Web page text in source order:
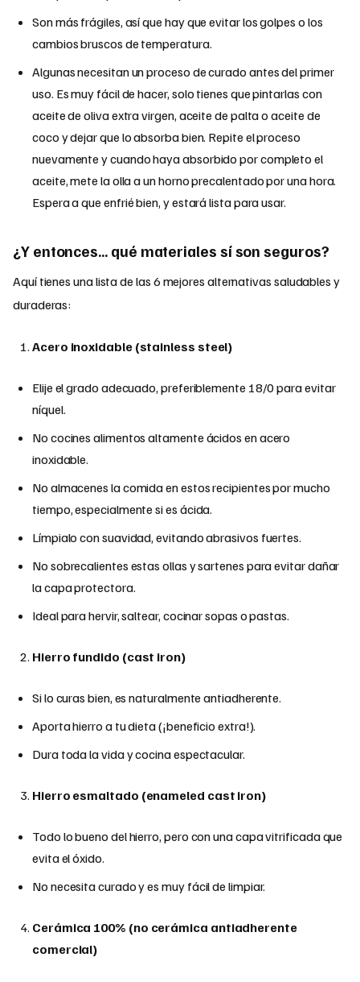
Son más frágiles, así que hay que evitar los golpes o los
cambios bruscos de temperatura.
Algunas necesitan un proceso de curado antes del primer
uso. Es muy fácil de hacer, solo tienes que pintarlas con
aceite de oliva extra virgen, aceite de palta o aceite de
coco y dejar que lo absorba bien. Repite el proceso
nuevamente y cuando haya absorbido por completo el
aceite, mete la olla a un horno precalentado por una hora.
Espera a que enfrié bien, y estará lista para usar.
¿Y entonces… qué materiales sí son seguros?
Aquí tienes una lista de las 6 mejores alternativas saludables y
duraderas:
Acero inoxidable (stainless steel)
Elije el grado adecuado, preferiblemente 18/0 para evitar
níquel.
No cocines alimentos altamente ácidos en acero
inoxidable.
No almacenes la comida en estos recipientes por mucho
tiempo, especialmente si es ácida.
Límpialo con suavidad, evitando abrasivos fuertes.
No sobrecalientes estas ollas y sartenes para evitar dañar
la capa protectora.
Ideal para hervir, saltear, cocinar sopas o pastas.
Hierro fundido (cast iron)
Si lo curas bien, es naturalmente antiadherente.
Aporta hierro a tu dieta (¡beneficio extra!).
Dura toda la vida y cocina espectacular.
Hierro esmaltado (enameled cast iron)
Todo lo bueno del hierro, pero con una capa vitrificada que
evita el óxido.
No necesita curado y es muy fácil de limpiar.
Cerámica 100% (no cerámica antiadherente
comercial)